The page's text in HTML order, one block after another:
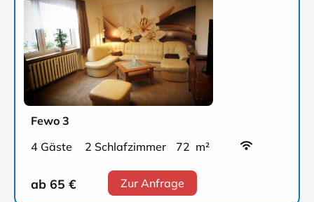
Fewo 3
4 Gäste
2 Schlafzimmer 72 m²
ab 65 € Zur Anfrage